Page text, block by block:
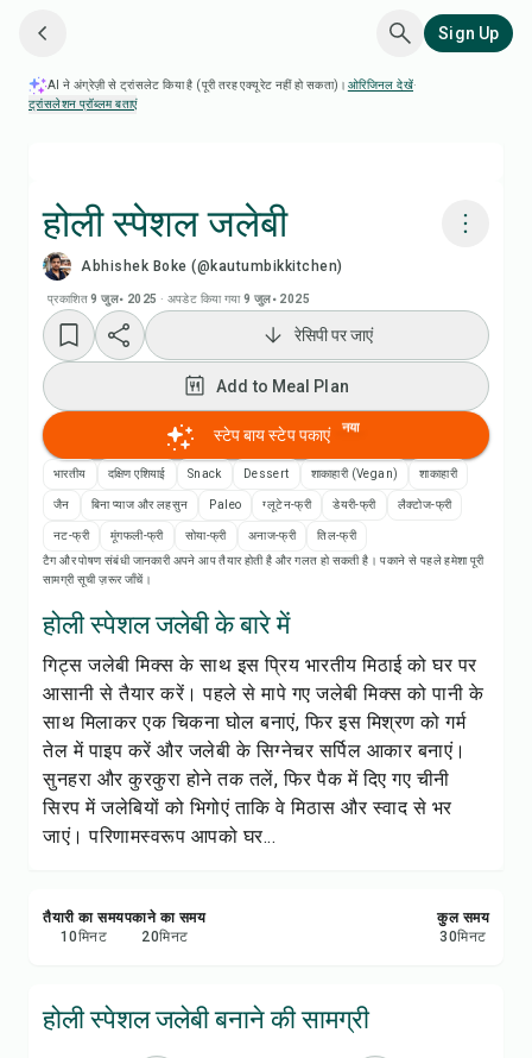
Sign Up
AI ने अंग्रेज़ी से ट्रांसलेट किया है (पूरी तरह एक्यूरेट नहीं हो सकता)। ओरिजिनल देखें·
ट्रांसलेशन प्रॉब्लम बताएं
होली स्पेशल जलेबी
Abhishek Boke (@kautumbikkitchen)
प्रकाशित 9 जुल॰ 2025 · अपडेट किया गया 9 जुल॰ 2025
रेसिपी वीडियो देखें
Add to Meal Plan
Add to Shopping List
रेसिपी नोट्स
सेव करें
शेयर करें
रिपोर्ट करें
रेसिपी पर जाएं
Add to Meal Plan
स्टेप बाय स्टेप पकाएं नया
भारतीय दक्षिण एशियाई Snack Dessert शाकाहारी (Vegan) शाकाहारी
जैन बिना प्याज और लहसुन Paleo ग्लूटेन-फ्री डेयरी-फ्री लैक्टोज-फ्री
नट-फ्री मूंगफली-फ्री सोया-फ्री अनाज-फ्री
तिल-फ्री
टैग और पोषण संबंधी जानकारी अपने आप तैयार होती है और गलत हो सकती है। पकाने से पहले हमेशा पूरी
सामग्री सूची ज़रूर जाँचें।
होली स्पेशल जलेबी के बारे में
गिट्स जलेबी मिक्स के साथ इस प्रिय भारतीय मिठाई को घर पर
आसानी से तैयार करें। पहले से मापे गए जलेबी मिक्स को पानी के
साथ मिलाकर एक चिकना घोल बनाएं, फिर इस मिश्रण को गर्म
तेल में पाइप करें और जलेबी के सिग्नेचर सर्पिल आकार बनाएं।
सुनहरा और कुरकुरा होने तक तलें, फिर पैक में दिए गए चीनी
सिरप में जलेबियों को भिगोएं ताकि वे मिठास और स्वाद से भर
जाएं। परिणामस्वरूप आपको घर...
तैयारी का समय
10मिनट
पकाने का समय
20मिनट
कुल समय
30मिनट
होली स्पेशल जलेबी बनाने की सामग्री